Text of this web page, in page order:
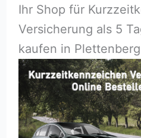
Ihr Shop für
Versicherung als 5
kaufen in Plettenberg